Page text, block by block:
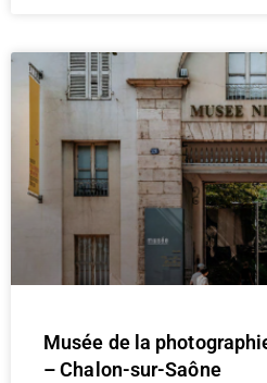
Musée de la
– Chalon-sur-Saône